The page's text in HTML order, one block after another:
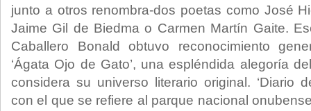
junto a otros renombra-dos poetas como José
Jaime Gil de Biedma o Carmen Martín Gaite.
Caballero Bonald obtuvo reconocimiento
‘Ágata Ojo de Gato’, una espléndida alegoría
considera su universo literario original. ‘Diario
con el que se refiere al parque nacional